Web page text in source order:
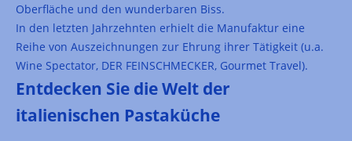
Oberfläche und den wunderbaren Biss.
In den letzten Jahrzehnten erhielt die Manufaktur eine
Reihe von Auszeichnungen zur Ehrung ihrer Tätigkeit (u.a.
Wine Spectator, DER FEINSCHMECKER, Gourmet Travel).
Entdecken Sie die Welt der
italienischen Pastaküche